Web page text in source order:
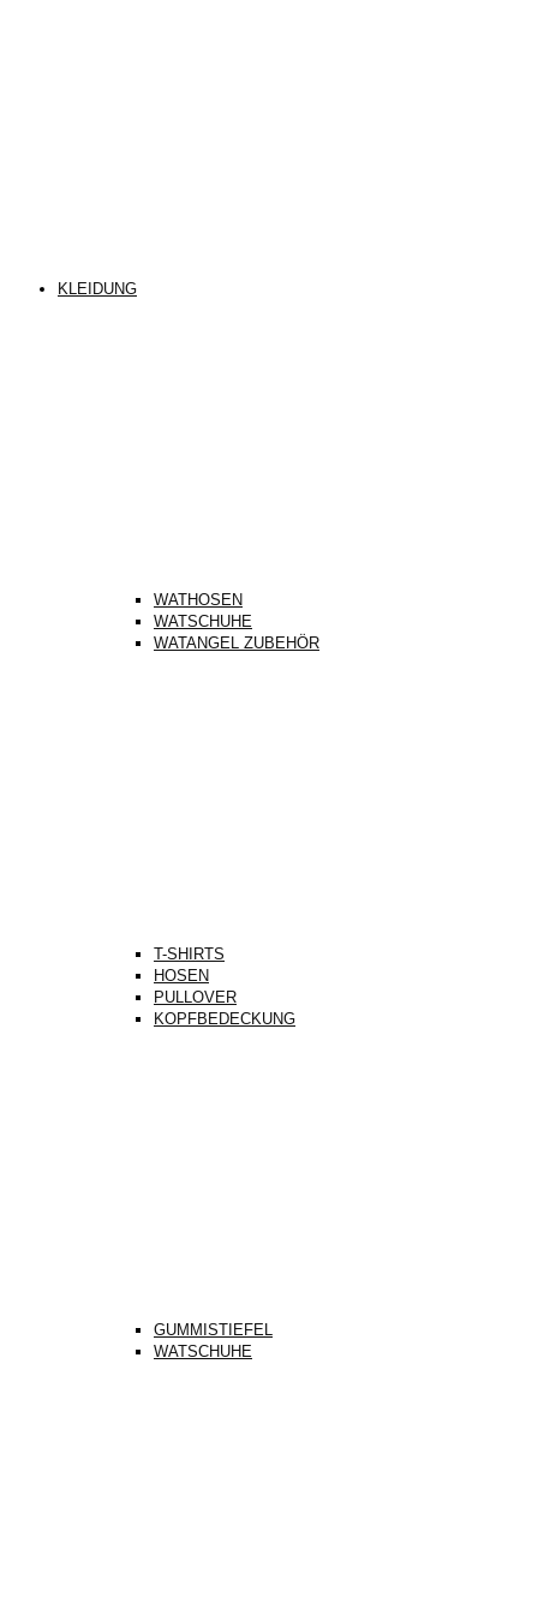
KLEIDUNG
WATHOSEN
WATSCHUHE
WATANGEL ZUBEHÖR
T-SHIRTS
HOSEN
PULLOVER
KOPFBEDECKUNG
GUMMISTIEFEL
WATSCHUHE